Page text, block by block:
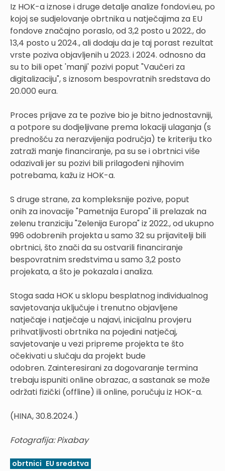
Iz HOK-a iznose i druge detalje analize fondovi.eu, po
kojoj se sudjelovanje obrtnika u natječajima za EU
fondove značajno poraslo, od 3,2 posto u 2022., do
13,4 posto u 2024., ali dodaju da je taj porast rezultat
vrste poziva objavljenih u 2023. i 2024. odnosno da
su to bili opet 'manji' pozivi poput "Vaučeri za
digitalizaciju", s iznosom bespovratnih sredstava do
20.000 eura.
Proces prijave za te pozive bio je bitno jednostavniji,
a potpore su dodjeljivane prema lokaciji ulaganja (s
prednošću za nerazvijenija područja) te kriteriju tko
zatraži manje financiranje, pa su se i obrtnici više
odazivali jer su pozivi bili prilagođeni njihovim
potrebama, kažu iz HOK-a.
S druge strane, za kompleksnije pozive, poput
onih za inovacije "Pametnija Europa" ili prelazak na
zelenu tranziciju "Zelenija Europa" iz 2022., od ukupno
996 odobrenih projekta u samo 32 su prijavitelji bili
obrtnici, što znači da su ostvarili financiranje
bespovratnim sredstvima u samo 3,2 posto
projekata, a što je pokazala i analiza.
Stoga sada HOK u sklopu besplatnog individualnog
savjetovanja uključuje i trenutno objavljene
natječaje i natječaje u najavi, inicijalnu provjeru
prihvatljivosti obrtnika na pojedini natječaj,
savjetovanje u vezi pripreme projekta te što
očekivati u slučaju da projekt bude
odobren. Zainteresirani za dogovaranje termina
trebaju ispuniti online obrazac, a sastanak se može
održati fizički (offline) ili online, poručuju iz HOK-a.
(HINA, 30.8.2024.)
Fotografija: Pixabay
obrtnici EU sredstva